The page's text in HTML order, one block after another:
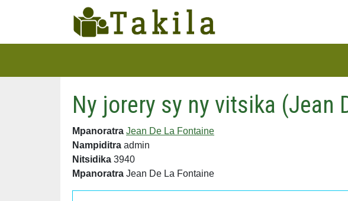
Ny jorery sy ny vitsika (Jean
Mpanoratra Jean De La Fontaine
Nampiditra admin
Nitsidika 3940
Mpanoratra Jean De La Fontaine